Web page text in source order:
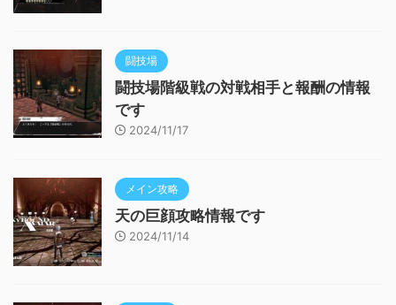
闘技場
闘技場階級戦の対戦相手と報酬の情報
です
2024/11/17
メイン攻略
天の巨顔攻略情報です
2024/11/14